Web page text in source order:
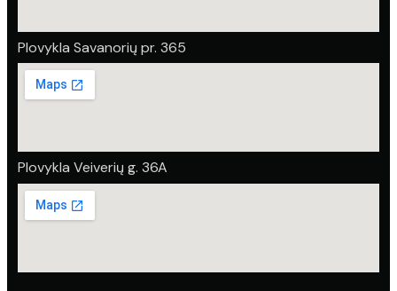
Plovykla Savanorių pr. 365
Plovykla Veiverių g. 36A